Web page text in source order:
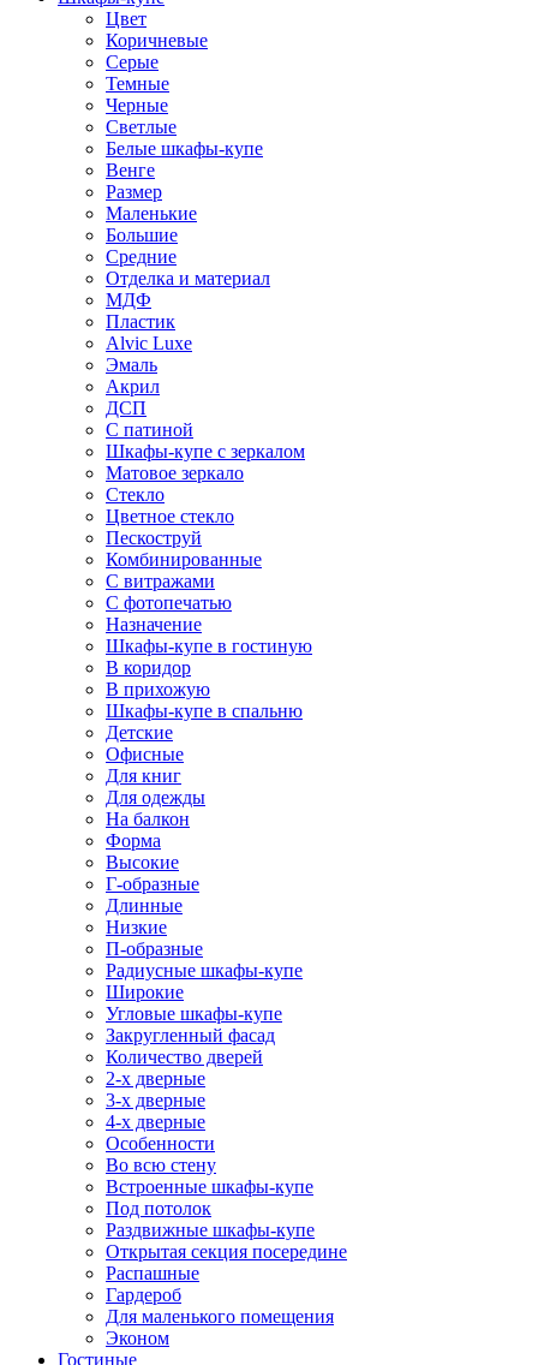
Цвет
Коричневые
Серые
Темные
Черные
Светлые
Белые шкафы-купе
Венге
Размер
Маленькие
Большие
Средние
Отделка и материал
МДФ
Пластик
Alvic Luxe
Эмаль
Акрил
ДСП
С патиной
Шкафы-купе с зеркалом
Матовое зеркало
Стекло
Цветное стекло
Пескоструй
Комбинированные
С витражами
С фотопечатью
Назначение
Шкафы-купе в гостиную
В коридор
В прихожую
Шкафы-купе в спальню
Детские
Офисные
Для книг
Для одежды
На балкон
Форма
Высокие
Г-образные
Длинные
Низкие
П-образные
Радиусные шкафы-купе
Широкие
Угловые шкафы-купе
Закругленный фасад
Количество дверей
2-х дверные
3-х дверные
4-х дверные
Особенности
Во всю стену
Встроенные шкафы-купе
Под потолок
Раздвижные шкафы-купе
Открытая секция посередине
Распашные
Гардероб
Для маленького помещения
Эконом
Гостиные